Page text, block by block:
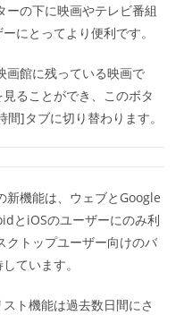
の下に映画やテレビ番組
にとってより便利です。
画館に残っている映画で
ることができ、このボタ
]タブに切り替わります。
新機能は、ウェブとGoogle
とiOSのユーザーにのみ利
クトップユーザー向けのバ
ています。
ト機能は過去数日間にさ